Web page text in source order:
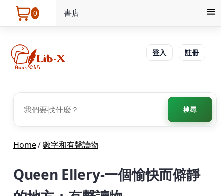
0 書店
登入 註冊
搜尋
Home/數字和有聲讀物
Queen Ellery-一個愉快而僻靜